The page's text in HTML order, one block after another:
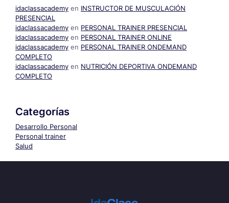
idaclassacademy en INSTRUCTOR DE MUSCULACIÓN
PRESENCIAL
idaclassacademy en PERSONAL TRAINER PRESENCIAL
idaclassacademy en PERSONAL TRAINER ONLINE
idaclassacademy en PERSONAL TRAINER ONDEMAND
COMPLETO
idaclassacademy en NUTRICIÓN DEPORTIVA ONDEMAND
COMPLETO
Categorías
Desarrollo Personal
Personal trainer
Salud